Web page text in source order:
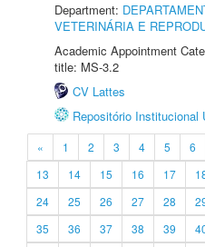
Department:
VETERINÁRIA E
Academic Appointment
title: MS-3.2
CV Lattes
Repositório Institucional
« 1 2 3 4 5 6
13
14 15 16 17
24
25 26 27 28
35
36 37 38 39